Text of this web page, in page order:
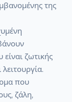
της
ζωτικής
που
ζάλη,